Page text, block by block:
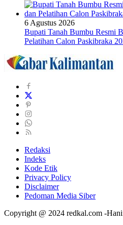
6 Agustus 2026
Bupati Tanah Bumbu Resmi
Pelatihan Calon Paskibraka
Redaksi
Indeks
Kode Etik
Privacy Policy
Disclaimer
Pedoman Media Siber
Copyright @ 2024 redkal.com -